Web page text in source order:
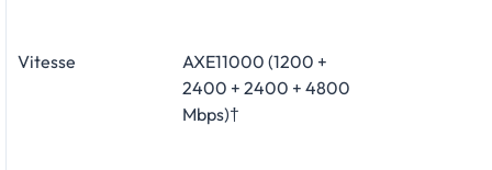
Vitesse
AXE11000 (1200 +
2400 + 2400 + 4800
Mbps)†